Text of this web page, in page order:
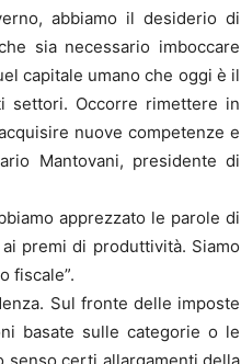
abbiamo il desiderio di
sia necessario imboccare
capitale umano che oggi è il
settori. Occorre rimettere in
nuove competenze e
Mantovani, presidente di
apprezzato le parole di
premi di produttività. Siamo
fiscale”.
Sul fronte delle imposte
basate sulle categorie o le